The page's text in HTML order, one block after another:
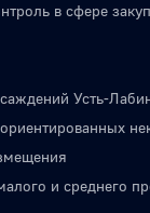
в сфере
Усть-
и среднего